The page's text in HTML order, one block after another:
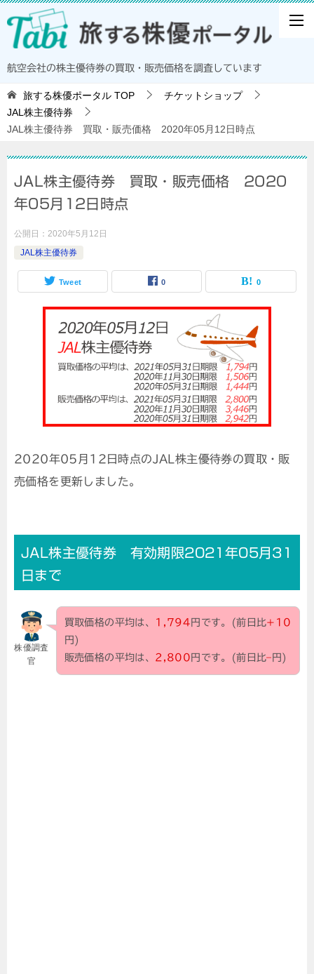
航空会社の株主優待券の買取・販売価格を調査しています
旅する株優ポータル TOP
チケットショップ
JAL株主優待券
JAL株主優待券 買取・販売価格 2020年05月12日時点
JAL株主優待券 買取・販売価格 2020
年05月12日時点
公開日： 2020年5月12日
JAL株主優待券
Tweet 0 0
2020年05月12日時点のJAL株主優待券の買取・販
売価格を更新しました。
JAL株主優待券 有効期限2021年05月31
日まで
株優調査
官
買取価格の平均は、 1,794 円です。(前日比+10
円)
販売価格の平均は、 2,800 円です。(前日比– 円)